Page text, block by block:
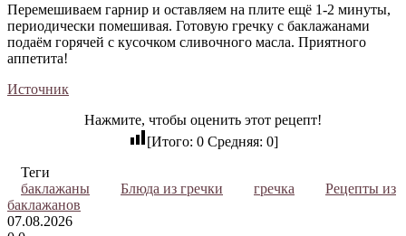
Перемешиваем гарнир и оставляем на плите ещё 1-2 минуты,
периодически помешивая. Готовую гречку с баклажанами
подаём горячей с кусочком сливочного масла. Приятного
аппетита!
Источник
Нажмите, чтобы оценить этот рецепт!
[Итого: 0Средняя: 0]
Теги
баклажаны
Блюда из гречки гречка
Рецепты из
баклажанов
07.08.2026